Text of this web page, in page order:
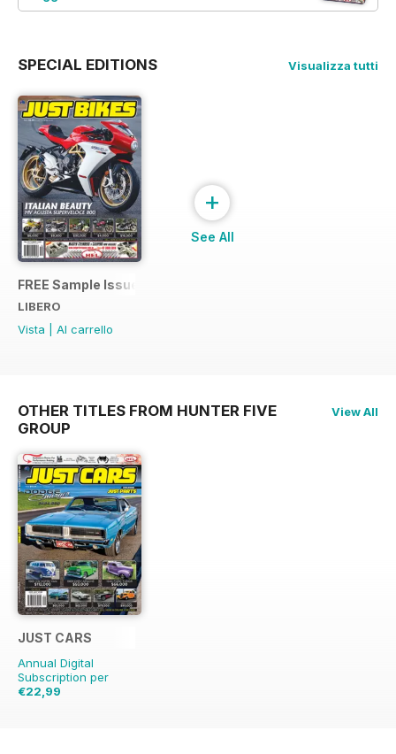
SPECIAL EDITIONS Visualizza tutti
FREE Sample Issue
LIBERO
Vista
Al carrello
+
See All
OTHER TITLES FROM HUNTER FIVE
GROUP
View All
JUST CARS
Annual Digital
Subscription per
€22,99